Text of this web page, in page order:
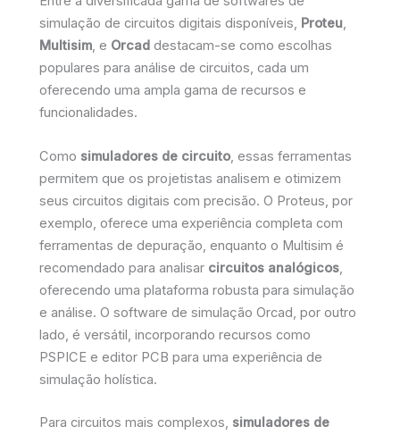
simulação de circuitos digitais disponíveis, Proteu,
Multisim, e Orcad destacam-se como escolhas
populares para análise de circuitos, cada um
oferecendo uma ampla gama de recursos e
funcionalidades.
Como simuladores de circuito , essas ferramentas
permitem que os projetistas analisem e otimizem
seus circuitos digitais com precisão. O Proteus, por
exemplo, oferece uma experiência completa com
ferramentas de depuração, enquanto o Multisim é
recomendado para analisar circuitos analógicos
oferecendo uma plataforma robusta para simulação
e análise. O software de simulação Orcad, por outro
lado, é versátil, incorporando recursos como
PSPICE e editor PCB para uma experiência de
simulação holística.
Para circuitos mais complexos, simuladores de